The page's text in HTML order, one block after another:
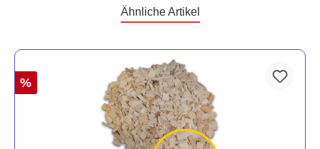
Ähnliche Artikel
%